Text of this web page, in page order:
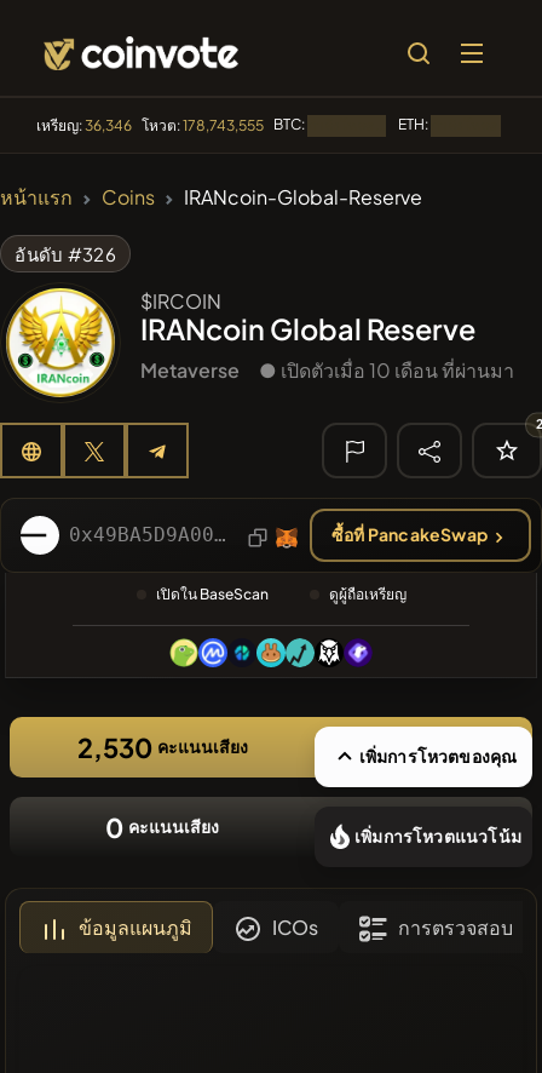
เหรียญ:36,346 โหวต:178,743,555 BTC: ETH:
ที่นิยม
Boss cat
ATH ATH
#608
🔎 การค้นหา
ล่าสุด
❌ไม่มี
เหรียญล่าสุด
หน้าแรก Coins IRANcoin-Global-Reserve
อันดับ #326
$IRCOIN
IRANcoin Global Reserve
Metaverse ● เปิดตัวเมื่อ 10 เดือน ที่ผ่านมา
0x49BA5D9A00115D494a01fb938EBd94BD919AA445 ซื้อที่ PancakeSwap
เปิดใน BaseScan ดูผู้ถือเหรียญ
2,530 คะแนนเสียง เพิ่มการโหวตของคุณ
0 คะแนนเสียง เพิ่มการโหวตแนวโน้ม
ข้อมูลแผนภูมิ ICOs การตรวจสอบ